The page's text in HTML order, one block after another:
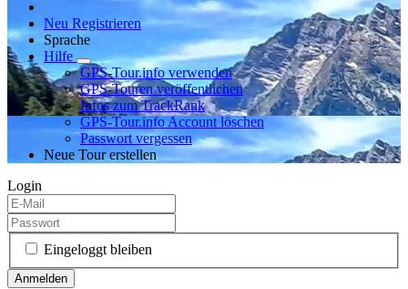
Neu Registrieren
Sprache
Hilfe
GPS-Tour.info verwenden
GPS-Touren veröffentlichen
Infos zum TrackRank
GPS-Tour.info Account löschen
Passwort vergessen
Neue Tour erstellen
Login
Eingeloggt bleiben